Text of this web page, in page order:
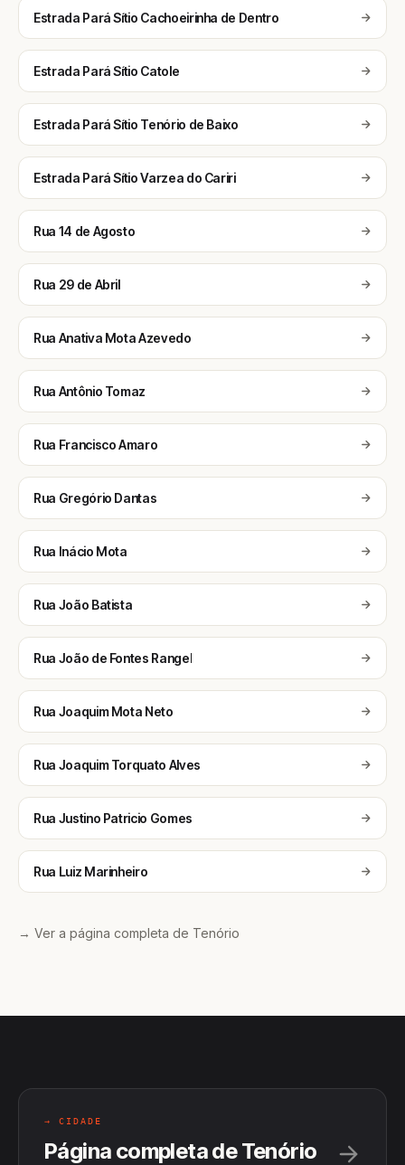
Estrada Pará Sítio Cachoeirinha de Dentro
Estrada Pará Sítio Catole
Estrada Pará Sítio Tenório de Baixo
Estrada Pará Sítio Varzea do Cariri
Rua 14 de Agosto
Rua 29 de Abril
Rua Anativa Mota Azevedo
Rua Antônio Tomaz
Rua Francisco Amaro
Rua Gregório Dantas
Rua Inácio Mota
Rua João Batista
Rua João de Fontes Rangel
Rua Joaquim Mota Neto
Rua Joaquim Torquato Alves
Rua Justino Patricio Gomes
Rua Luiz Marinheiro
→ Ver a página completa de Tenório
→ CIDADE
Página completa de Tenório